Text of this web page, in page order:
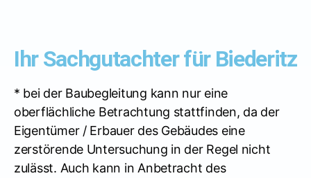
Ihr Sachgutachter für Biederitz
* bei der Baubegleitung kann nur eine
oberflächliche Betrachtung stattfinden, da der
Eigentümer / Erbauer des Gebäudes eine
zerstörende Untersuchung in der Regel nicht
zulässt. Auch kann in Anbetracht des